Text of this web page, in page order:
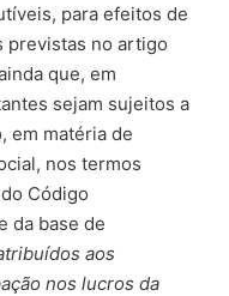
para efeitos de
previstas no artigo
que, em
sejam sujeitos a
em matéria de
nos termos
Código
da base de
aos
nos lucros da